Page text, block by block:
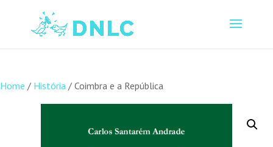
Home / História / Coimbra e a República